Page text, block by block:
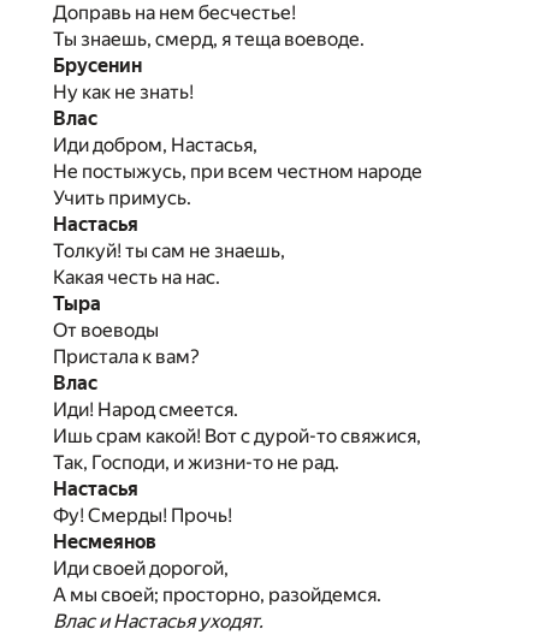
Доправь на нем бесчестье!
Ты знаешь, смерд, я теща воеводе.
Брусенин
Ну как не знать!
Влас
Иди добром, Настасья,
Не постыжусь, при всем честном народе
Учить примусь.
Настасья
Толкуй! ты сам не знаешь,
Какая честь на нас.
Тыра
От воеводы
Пристала к вам?
Влас
Иди! Народ смеется.
Ишь срам какой! Вот с дурой-то свяжися,
Так, Господи, и жизни-то не рад.
Настасья
Фу! Смерды! Прочь!
Несмеянов
Иди своей дорогой,
А мы своей; просторно, разойдемся.
Влас и Настасья уходят.